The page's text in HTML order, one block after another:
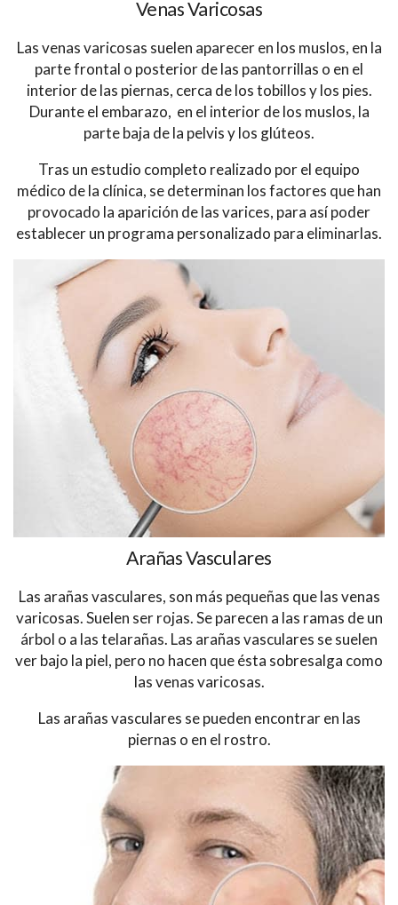
Venas Varicosas
Las venas varicosas suelen aparecer en los muslos, en la
parte frontal o posterior de las pantorrillas o en el
interior de las piernas, cerca de los tobillos y los pies.
Durante el embarazo, en el interior de los muslos, la
parte baja de la pelvis y los glúteos.
Tras un estudio completo realizado por el equipo
médico de la clínica, se determinan los factores que han
provocado la aparición de las varices, para así poder
establecer un programa personalizado para eliminarlas.
Arañas Vasculares
Las arañas vasculares, son más pequeñas que las venas
varicosas. Suelen ser rojas. Se parecen a las ramas de un
árbol o a las telarañas. Las arañas vasculares se suelen
ver bajo la piel, pero no hacen que ésta sobresalga como
las venas varicosas.
Las arañas vasculares se pueden encontrar en las
piernas o en el rostro.